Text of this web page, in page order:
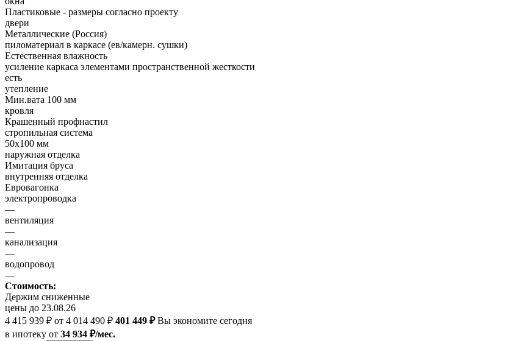
Пластиковые - размеры согласно проекту
двери
Металлические (Россия)
пиломатериал в каркасе (ев/камерн. сушки)
Естественная влажность
усиление каркаса элементами пространственной жесткости
есть
утепление
Мин.вата 100 мм
кровля
Крашенный профнастил
стропильная система
50х100 мм
наружная отделка
Имитация бруса
внутренняя отделка
Евровагонка
электропроводка
—
вентиляция
—
канализация
—
водопровод
—
Стоимость:
Держим сниженные
цены до 23.08.26
4 415 939 ₽ от 4 014 490 ₽ 401 449 ₽Вы экономите сегодня
в ипотеку от 34 934 ₽/мес.